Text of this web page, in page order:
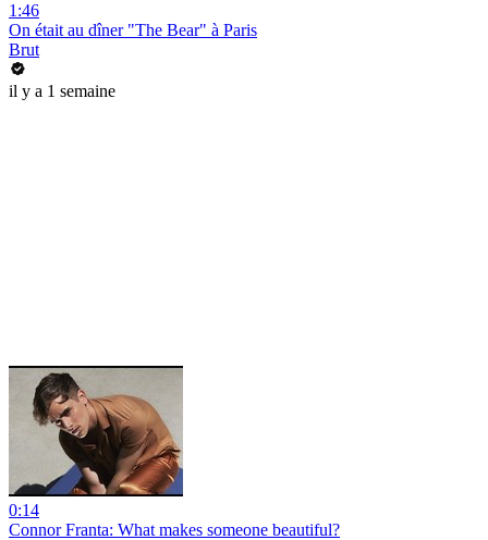
1:46
On était au dîner "The Bear" à Paris
Brut
il y a 1 semaine
0:14
Connor Franta: What makes someone beautiful?